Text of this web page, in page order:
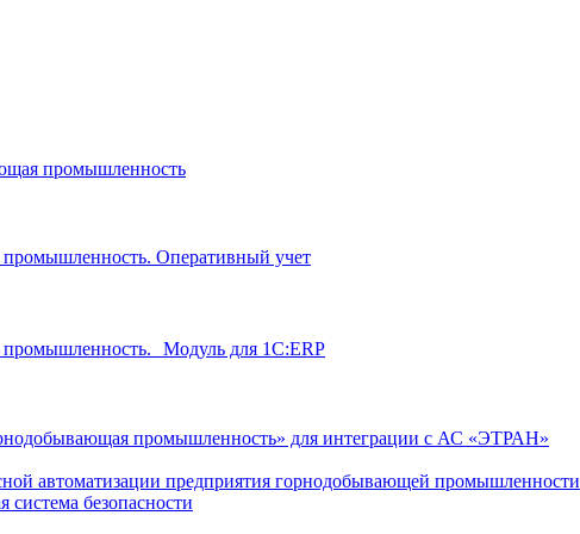
промышленность
Оперативный учет
Модуль для 1С:ERP
промышленность» для интеграции с АС «ЭТРАН»
автоматизации предприятия горнодобывающей промышленности
безопасности